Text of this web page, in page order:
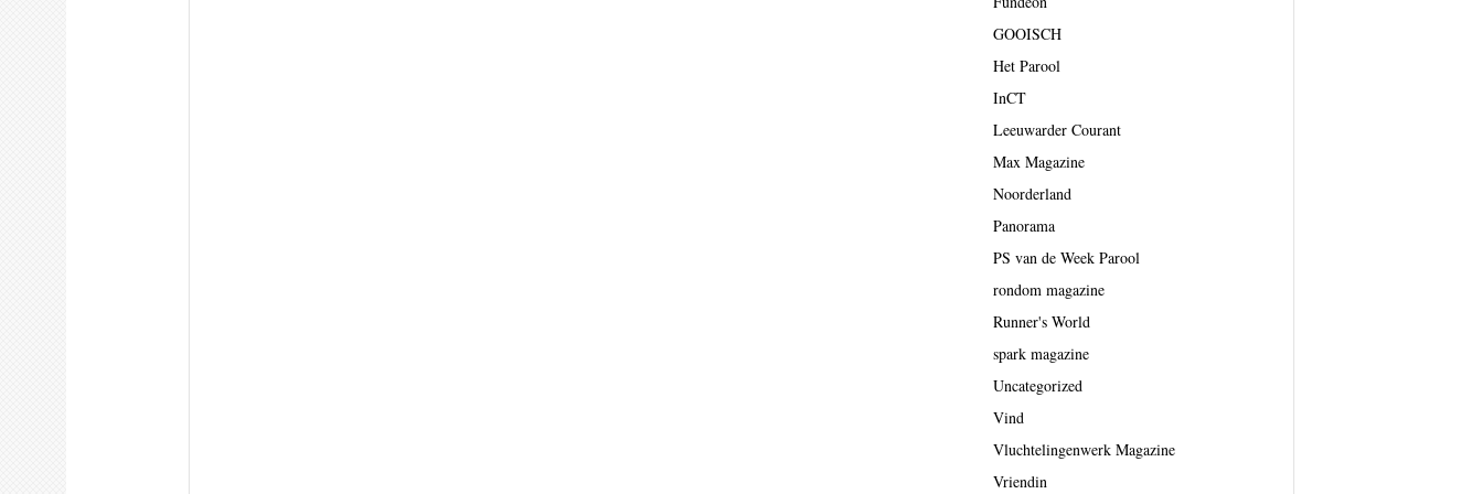
GOOISCH
Het Parool
InCT
Leeuwarder Courant
Max Magazine
Noorderland
Panorama
PS van de Week Parool
rondom magazine
Runner's World
spark magazine
Uncategorized
Vind
Vluchtelingenwerk Magazine
Vriendin